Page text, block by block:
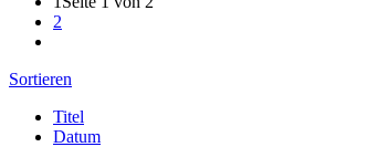
2
Sortieren
Titel
Datum